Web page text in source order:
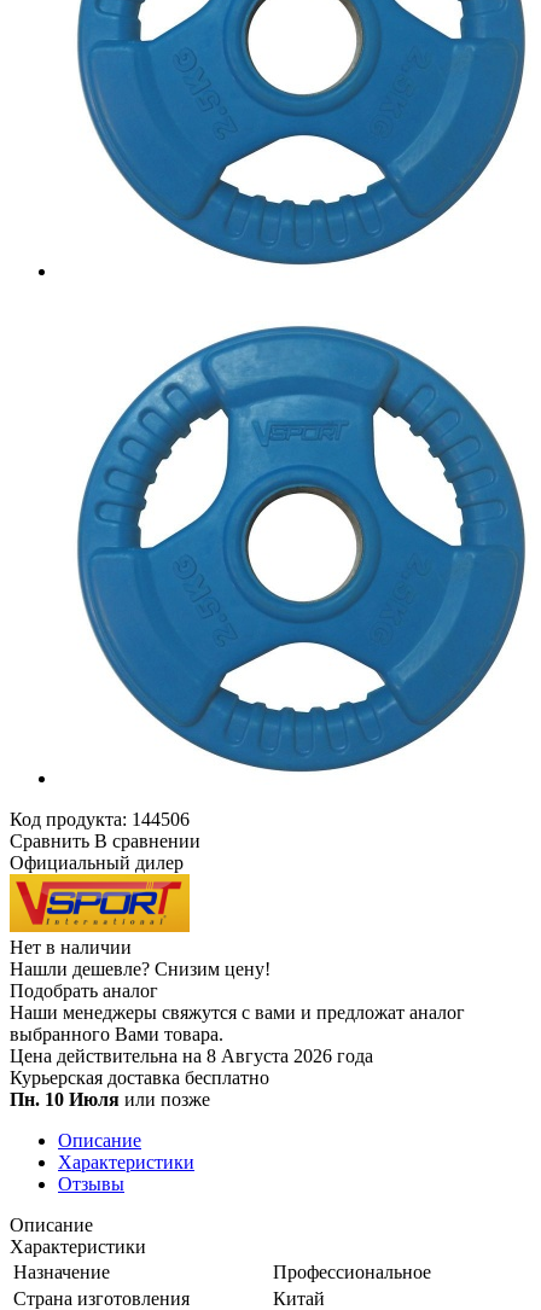
Код продукта: 144506
Сравнить В сравнении
Официальный дилер
Нет в наличии
Нашли дешевле? Снизим цену!
Подобрать аналог
Наши менеджеры свяжутся с вами и предложат аналог
выбранного Вами товара.
Цена действительна на 8 Августа 2026 года
Курьерская доставка бесплатно
Пн. 10 Июля или позже
Описание
Характеристики
Отзывы
Описание
Характеристики
Назначение
Профессиональное
Страна изготовления
Китай